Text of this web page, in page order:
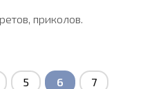
приколов.
5 6
7